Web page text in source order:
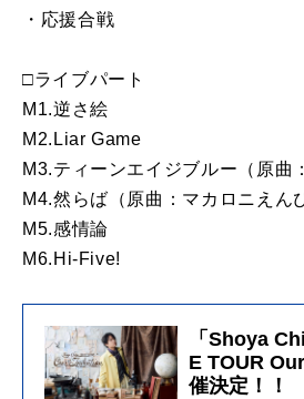
・応援合戦
□ライブパート
M1.逆さ絵
M2.Liar Game
M3.ティーンエイジブルー（原曲
M4.然らば（原曲：マカロニえん
M5.感情論
M6.Hi-Five!
「Shoya
E TOUR
催決定！！